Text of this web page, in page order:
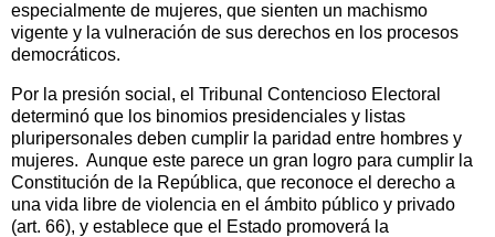
especialmente de mujeres, que sienten un machismo
vigente y la vulneración de sus derechos en los procesos
democráticos.
Por la presión social, el Tribunal Contencioso Electoral
determinó que los binomios presidenciales y listas
pluripersonales deben cumplir la paridad entre hombres y
mujeres. Aunque este parece un gran logro para cumplir la
Constitución de la República, que reconoce el derecho a
una vida libre de violencia en el ámbito público y privado
(art. 66), y establece que el Estado promoverá la